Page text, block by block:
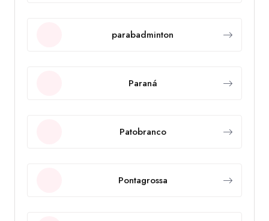
parabadminton
Paraná
Patobranco
Pontagrossa